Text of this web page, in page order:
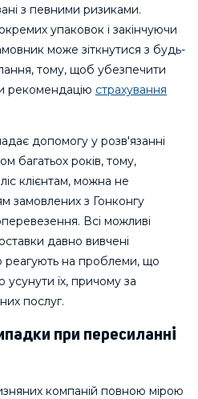
з певними ризиками.
упаковок і закінчуючи
може зіткнутися з будь-
тому, щоб убезпечити
рекомендацію страхування
допомогу у розв'язанні
багатьох років, тому,
клієнтам, можна не
замовлених з Гонконгу
Всі можливі
давно вивчені
реагують на проблеми, що
їх, причому за
послуг.
при пересиланні
компаній повною мірою